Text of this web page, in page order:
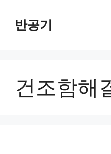
반공기
건조함해